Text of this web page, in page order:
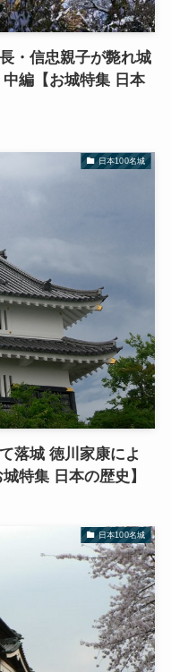
・信忠親子が斃れ城
編【お城特集 日本
日本100名城
落城 徳川家康によ
特集 日本の歴史】
日本100名城